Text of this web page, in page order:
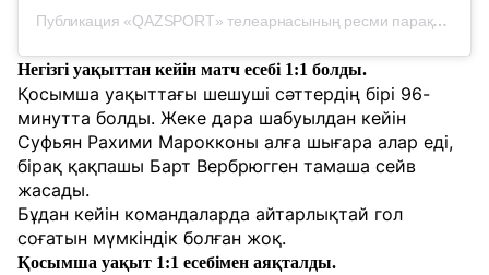
Публикация «QAZSPORT» телеарнасының ресми парақшасынан (@qazsport_official)
Негізгі уақыттан кейін матч есебі 1:1 болды.
Қосымша уақыттағы шешуші сәттердің бірі 96-
минутта болды. Жеке дара шабуылдан кейін
Суфьян Рахими Марокконы алға шығара алар еді,
бірақ қақпашы Барт Вербрюгген тамаша сейв
жасады.
Бұдан кейін командаларда айтарлықтай гол
соғатын мүмкіндік болған жоқ.
Қосымша уақыт 1:1 есебімен аяқталды.